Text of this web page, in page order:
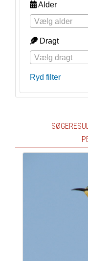
Alder
Vælg alder
Dragt
Vælg dragt
Ryd filter